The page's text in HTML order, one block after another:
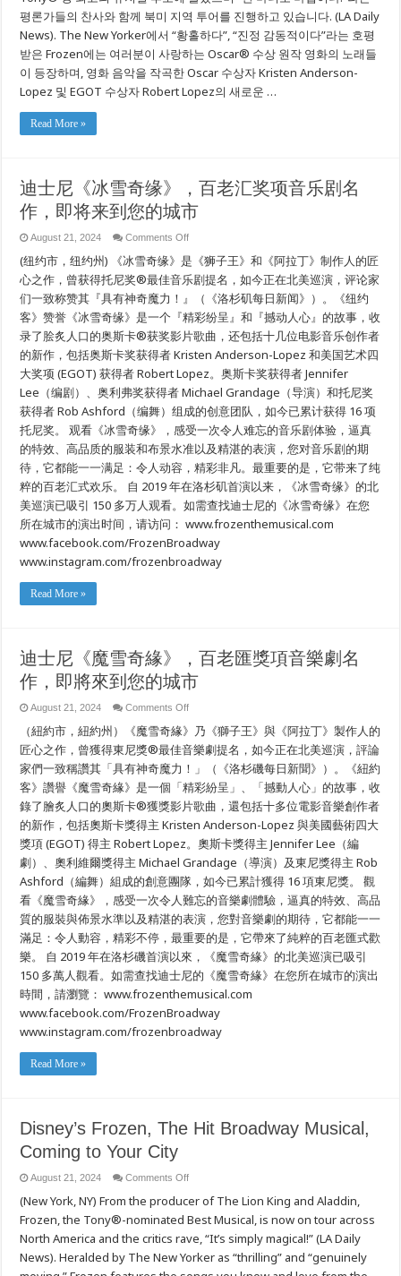
로
웨
이
뮤
컬
을
찾
니
다
평론가들의 찬사와 함께 북미 지역 투어를 진행하고 있습니다. (LA Daily
News). The New Yorker에서 “황홀하다”, “진정 감동적이다”라는 호평
받은 Frozen에는 여러분이 사랑하는 Oscar® 수상 원작 영화의 노래들
이 등장하며, 영화 음악을 작곡한 Oscar 수상자 Kristen Anderson-
Lopez 및 EGOT 수상자 Robert Lopez의 새로운 …
Read More »
迪士尼《冰雪奇缘》，百老汇奖项音乐剧名
作，即将来到您的城市
August 21, 2024 Comments Offon
士
尼
《冰
奇
缘》，
百
老
奖
项
音
乐
剧
名
作，
即
将
来
您
的
城
(纽约市，纽约州) 《冰雪奇缘》是《狮子王》和《阿拉丁》制作人的匠
心之作，曾获得托尼奖®最佳音乐剧提名，如今正在北美巡演，评论家
们一致称赞其『具有神奇魔力！』（《洛杉矶每日新闻》）。《纽约
客》赞誉《冰雪奇缘》是一个『精彩纷呈』和『撼动人心』的故事，收
录了脍炙人口的奥斯卡®获奖影片歌曲，还包括十几位电影音乐创作者
的新作，包括奥斯卡奖获得者 Kristen Anderson-Lopez 和美国艺术四
大奖项 (EGOT) 获得者 Robert Lopez。奥斯卡奖获得者 Jennifer
Lee（编剧）、奥利弗奖获得者 Michael Grandage（导演）和托尼奖
获得者 Rob Ashford（编舞）组成的创意团队，如今已累计获得 16 项
托尼奖。 观看《冰雪奇缘》，感受一次令人难忘的音乐剧体验，逼真
的特效、高品质的服装和布景水准以及精湛的表演，您对音乐剧的期
待，它都能一一满足：令人动容，精彩非凡。最重要的是，它带来了纯
粹的百老汇式欢乐。 自 2019 年在洛杉矶首演以来，《冰雪奇缘》的北
美巡演已吸引 150 多万人观看。如需查找迪士尼的《冰雪奇缘》在您
所在城市的演出时间，请访问： www.frozenthemusical.com
www.facebook.com/FrozenBroadway
www.instagram.com/frozenbroadway
Read More »
迪士尼《魔雪奇緣》，百老匯獎項音樂劇名
作，即將來到您的城市
August 21, 2024 Comments Offon
士
尼
《魔
雪
奇
緣》，
百
老
獎
項
音
樂
劇
名
作，
即
將
來
您
的
城
（紐約市，紐約州）《魔雪奇緣》乃《獅子王》與《阿拉丁》製作人的
匠心之作，曾獲得東尼獎®最佳音樂劇提名，如今正在北美巡演，評論
家們一致稱讚其「具有神奇魔力！」（《洛杉磯每日新聞》）。《紐約
客》讚譽《魔雪奇緣》是一個「精彩紛呈」、「撼動人心」的故事，收
錄了膾炙人口的奧斯卡®獲獎影片歌曲，還包括十多位電影音樂創作者
的新作，包括奧斯卡獎得主 Kristen Anderson-Lopez 與美國藝術四大
獎項 (EGOT) 得主 Robert Lopez。奧斯卡獎得主 Jennifer Lee（編
劇）、奧利維爾獎得主 Michael Grandage（導演）及東尼獎得主 Rob
Ashford（編舞）組成的創意團隊，如今已累計獲得 16 項東尼獎。 觀
看《魔雪奇緣》，感受一次令人難忘的音樂劇體驗，逼真的特效、高品
質的服裝與佈景水準以及精湛的表演，您對音樂劇的期待，它都能一一
滿足：令人動容，精彩不停，最重要的是，它帶來了純粹的百老匯式歡
樂。 自 2019 年在洛杉磯首演以來，《魔雪奇緣》的北美巡演已吸引
150 多萬人觀看。如需查找迪士尼的《魔雪奇緣》在您所在城市的演出
時間，請瀏覽： www.frozenthemusical.com
www.facebook.com/FrozenBroadway
www.instagram.com/frozenbroadway
Read More »
Disney’s Frozen, The Hit Broadway Musical,
Coming to Your City
August 21, 2024 Comments Offon
Frozen,
The
Hit
Musical,
Coming
to
Your
(New York, NY) From the producer of The Lion King and Aladdin,
Frozen, the Tony®-nominated Best Musical, is now on tour across
North America and the critics rave, “It’s simply magical!” (LA Daily
News). Heralded by The New Yorker as “thrilling” and “genuinely